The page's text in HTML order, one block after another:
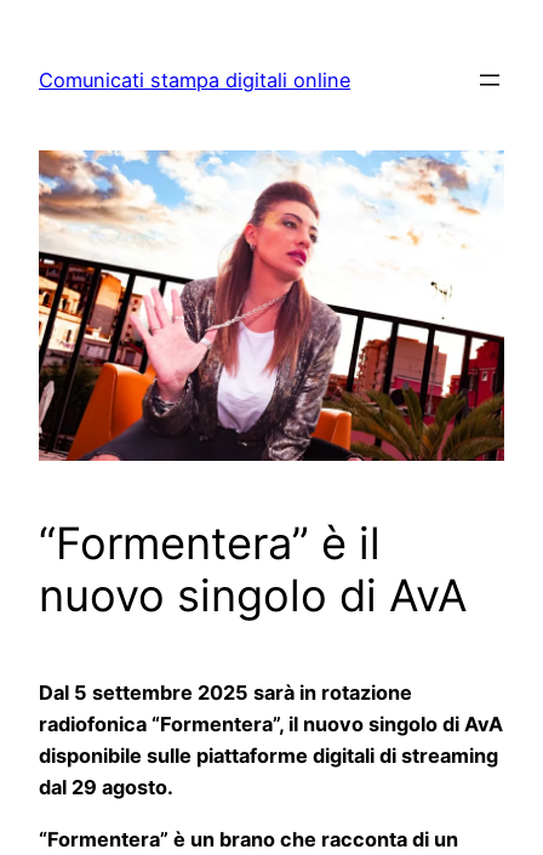
content
Comunicati stampa digitali online
“Formentera” è il
nuovo singolo di AvA
Dal 5 settembre 2025 sarà in rotazione
radiofonica “Formentera”, il nuovo singolo di AvA
disponibile sulle piattaforme digitali di streaming
dal 29 agosto.
“Formentera” è un brano che racconta di un